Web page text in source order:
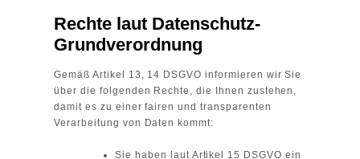
Rechte laut Datenschutz-
Grundverordnung
Gemäß Artikel 13, 14 DSGVO informieren wir Sie
über die folgenden Rechte, die Ihnen zustehen,
damit es zu einer fairen und transparenten
Verarbeitung von Daten kommt:
Sie haben laut Artikel 15 DSGVO ein